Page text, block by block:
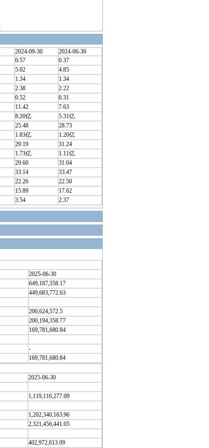
2024-09-30
2024-06-30
0.57
0.37
5.02
4.85
1.34
1.34
2.38
2.22
0.52
0.31
11.42
7.63
8.20亿
5.31亿
25.48
28.73
1.83亿
1.20亿
29.19
31.24
1.73亿
1.11亿
29.60
31.04
33.14
33.47
22.26
22.50
15.89
17.62
3.54 2.37
2025-06-30
649,187,358.17
449,683,772.63
200,624,572.5
200,194,358.77
169,781,680.84
-
169,781,680.84
2025-06-30
1,119,116,277.09
1,202,340,163.96
2,321,456,441.05
402,972,613.09